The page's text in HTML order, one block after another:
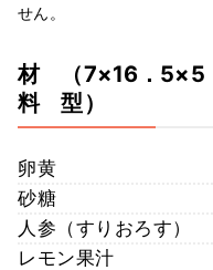
せん。
材
料
（7×16．5×5
型）
卵黄
砂糖
人参（すりおろす）
レモン果汁